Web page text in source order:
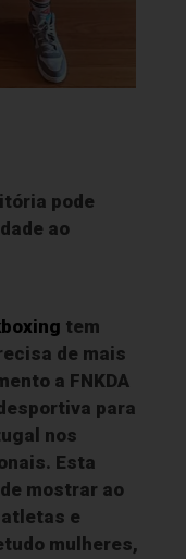
pode
ao
tem
de mais
a FNKDA
para
nos
Esta
mostrar ao
e
mulheres,